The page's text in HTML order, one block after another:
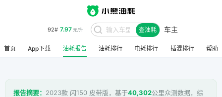
92# 7.97元/升 查油耗 车主
首页 App下载 油耗报告 油耗排行 电耗排行 插混排行 帮助
报告摘要： 2023款 闪150 皮带版，基于40,302公里众测数据，综